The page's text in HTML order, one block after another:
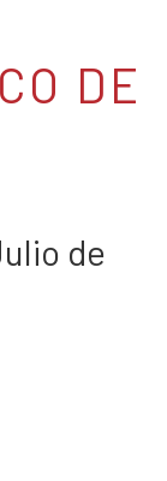
DE
de